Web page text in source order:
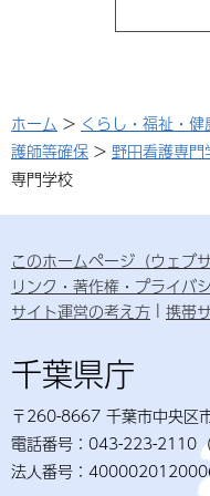
ホーム > くらし・福祉・健
護師等確保 > 野田看護専門
専門学校
このホームページ（ウェブ
リンク・著作権・プライバ
サイト運営の考え方
携帯
千葉県庁
〒260-8667 千葉市中央区
電話番号：043-223-2110
法人番号：